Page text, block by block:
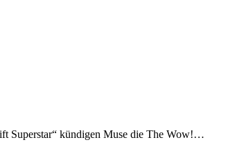
Superstar“ kündigen Muse die The Wow!…